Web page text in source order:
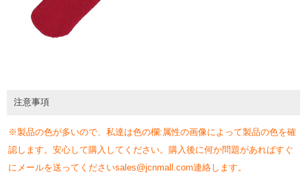
注意事項
※製品の色が多いので、私達は色の欄:属性の画像によって製品の色を確
認します。安心して購入してください。購入後に何か問題があればすぐ
にメールを送ってくださいsales@jcnmall.com連絡します。